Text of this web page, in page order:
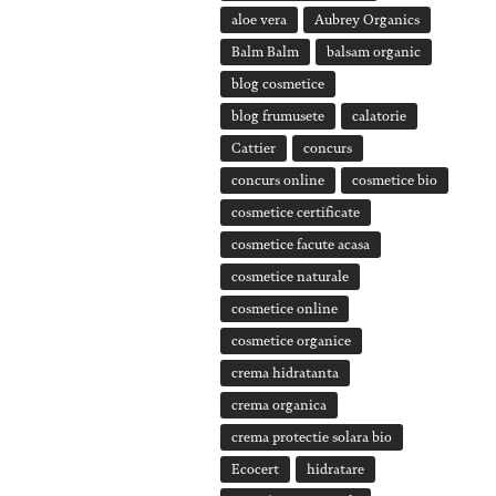
aloe vera Aubrey Organics
Balm Balm balsam organic
blog cosmetice
blog frumusete calatorie
Cattier concurs
concurs online cosmetice bio
cosmetice certificate
cosmetice facute acasa
cosmetice naturale
cosmetice online
cosmetice organice
crema hidratanta
crema organica
crema protectie solara bio
Ecocert hidratare